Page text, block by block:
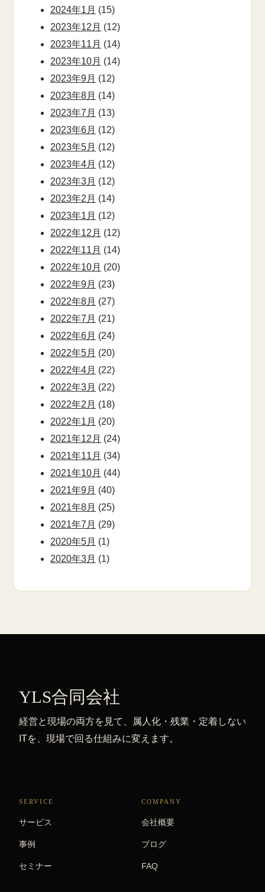
2024年1月 (15)
2023年12月 (12)
2023年11月 (14)
2023年10月 (14)
2023年9月 (12)
2023年8月 (14)
2023年7月 (13)
2023年6月 (12)
2023年5月 (12)
2023年4月 (12)
2023年3月 (12)
2023年2月 (14)
2023年1月 (12)
2022年12月 (12)
2022年11月 (14)
2022年10月 (20)
2022年9月 (23)
2022年8月 (27)
2022年7月 (21)
2022年6月 (24)
2022年5月 (20)
2022年4月 (22)
2022年3月 (22)
2022年2月 (18)
2022年1月 (20)
2021年12月 (24)
2021年11月 (34)
2021年10月 (44)
2021年9月 (40)
2021年8月 (25)
2021年7月 (29)
2020年5月 (1)
2020年3月 (1)
YLS合同会社
経営と現場の両方を見て、属人化・残業・定着しない
ITを、現場で回る仕組みに変えます。
SERVICE
サービス
事例
セミナー
COMPANY
会社概要
ブログ
FAQ